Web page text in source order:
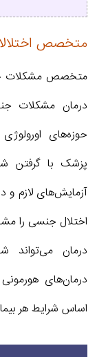
متخصص
متخصص مشکلات
درمان مشکلات
حوزه‌های
پزشک با گرفتن
آزمایش‌های لازم و
اختلال جنسی را
درمان می‌تواند
درمان‌های
اساس شرایط هر